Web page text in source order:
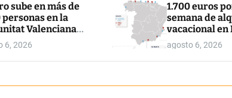
sube en más de
personas en la
Valenciana
de julio
6, 2026
1.700 euros
semana de
vacacional en
suben los
agosto 6, 2026